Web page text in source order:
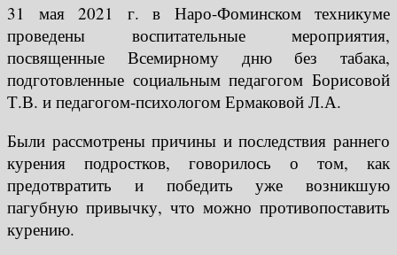
31 мая 2021 г. в Наро-Фоминском техникуме
проведены воспитательные мероприятия,
посвященные Всемирному дню без табака,
подготовленные социальным педагогом Борисовой
Т.В. и педагогом-психологом Ермаковой Л.А.
Были рассмотрены причины и последствия раннего
курения подростков, говорилось о том, как
предотвратить и победить уже возникшую
пагубную привычку, что можно противопоставить
курению.